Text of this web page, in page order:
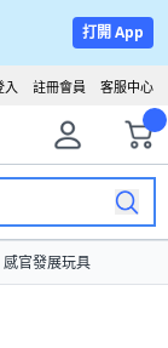
打開 App
客服中心
註冊會員
入
感官發展玩具